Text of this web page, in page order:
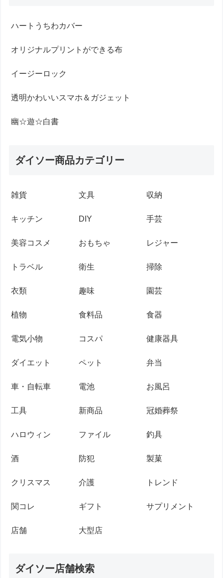
ハートうちわカバー
オリジナルプリントができる布
イージーロック
透明かわいいスマホ＆ガジェット
幽☆遊☆白書
ダイソー商品カテゴリー
雑貨 文具 収納
キッチン DIY 手芸
美容コスメ おもちゃ レジャー
トラベル 衛生 掃除
衣類 趣味 園芸
植物 食料品 食器
電気小物 コスパ 健康器具
ダイエット ペット 弁当
車・自転車 電池 お風呂
工具 新商品 冠婚葬祭
ハロウィン ファイル 釣具
酒 防犯 製菓
クリスマス 介護 トレンド
関コレ ギフト サプリメント
店舗 大型店
ダイソー店舗検索